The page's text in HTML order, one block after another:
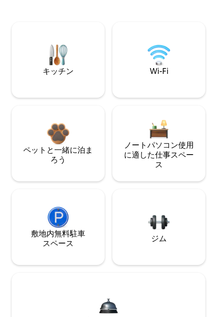
キッチン Wi-Fi
ペットと一緒に泊ま
ろう
ノートパソコン使用
に適した仕事スペー
ス
敷地内無料駐⁠車
ス⁠ペ⁠ー⁠ス
ジム